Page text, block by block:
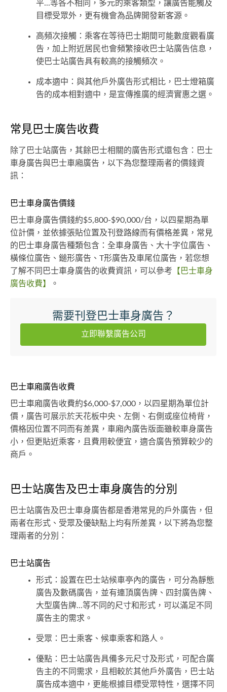
平...等各不相同，多元的乘客類型，讓廣告能觸及
目標受眾外，更有機會為品牌開發新客源。
高頻次接觸：乘客在等待巴士期間可能數度觀看廣
告，加上附近居民也會頻繁接收巴士站廣告信息，
使巴士站廣告具有較高的接觸頻次。
成本適中：與其他戶外廣告形式相比，巴士燈箱廣
告的成本相對適中，是宣傳推廣的經濟實惠之選。
常見巴士廣告收費
除了巴士站廣告，其餘巴士相關的廣告形式還包含：巴士
車身廣告與巴士車廂廣告，以下為您整理兩者的價錢資
訊：
巴士車身廣告價錢
巴士車身廣告價錢約$5,800-$90,000/台，以四星期為單
位計價，並依據張貼位置及刊登路線而有價格差異，常見
的巴士車身廣告種類包含：全車身廣告、大十字位廣告、
橫條位廣告、鎚形廣告、T形廣告及車尾位廣告，若您想
了解不同巴士車身廣告的收費資訊，可以參考 【巴士車身
廣告收費】
。
需要刊登巴士車身廣告？
立即聯繫廣告公司
巴士車廂廣告收費
巴士車廂廣告收費約$6,000-$7,000，以四星期為單位計
價，廣告可展示於天花板中央、左側、右側或座位椅背，
價格因位置不同而有差異，車廂內廣告版面雖較車身廣告
小，但更貼近乘客，且費用較便宜，適合廣告預算較少的
商戶。
巴士站廣吿及巴士車身廣告的分別
巴士站廣告及巴士車身廣告都是香港常見的戶外廣告，但
兩者在形式、受眾及優缺點上均有所差異，以下將為您整
理兩者的分別：
巴士站廣告
形式：設置在巴士站候車亭內的廣告，可分為靜態
廣告及數碼廣告，並有連頂廣告牌、四封廣告牌、
大型廣告牌...等不同的尺寸和形式，可以滿足不同
廣告主的需求。
受眾：巴士乘客、候車乘客和路人。
優點：巴士站廣告具備多元尺寸及形式，可配合廣
告主的不同需求，且相較於其他戶外廣告，巴士站
廣告成本適中，更能根據目標受眾特性，選擇不同